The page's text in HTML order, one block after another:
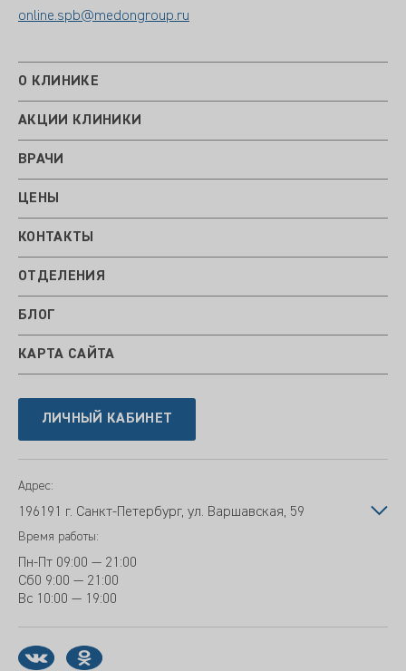
online.spb@medongroup.ru
О КЛИНИКЕ
АКЦИИ КЛИНИКИ
ВРАЧИ
ЦЕНЫ
КОНТАКТЫ
ОТДЕЛЕНИЯ
БЛОГ
КАРТА САЙТА
ЛИЧНЫЙ КАБИНЕТ
Адрес:
196191 г. Санкт-Петербург, ул. Варшавская, 59
Время работы:
Пн-Пт 09:00 — 21:00
Сб0 9:00 — 21:00
Вс 10:00 — 19:00